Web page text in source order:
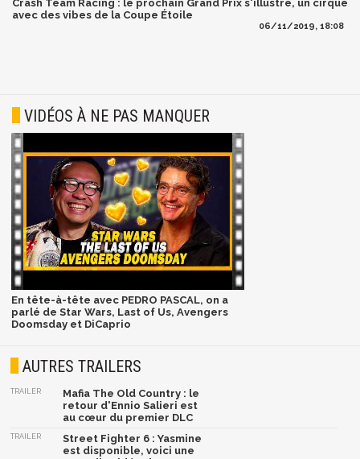
Crash Team Racing : le prochain Grand Prix s'illustre, un cirque
avec des vibes de la Coupe Étoile
06/11/2019, 18:08
VIDÉOS À NE PAS MANQUER
En tête-à-tête avec PEDRO PASCAL, on a
parlé de Star Wars, Last of Us, Avengers
Doomsday et DiCaprio
AUTRES TRAILERS
TRAILER
Mafia The Old Country : le
retour d'Ennio Salieri est
au cœur du premier DLC
TRAILER
Street Fighter 6 : Yasmine
est disponible, voici une